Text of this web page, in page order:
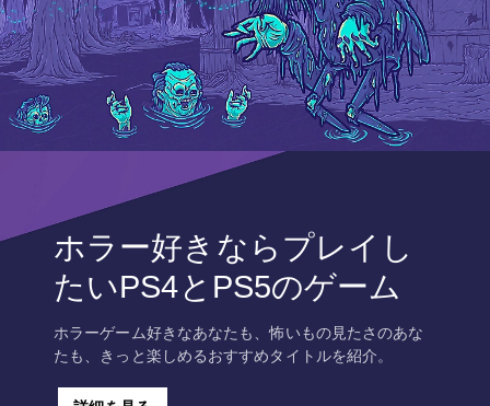
ホラー好きならプレイし
たいPS4とPS5のゲーム
ホラーゲーム好きなあなたも、怖いもの見たさのあな
たも、きっと楽しめるおすすめタイトルを紹介。